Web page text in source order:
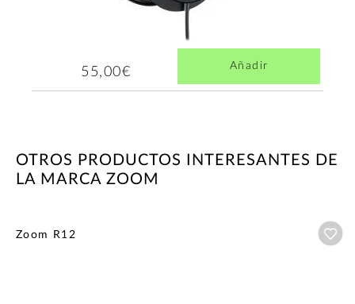
55,00€ Añadir
OTROS PRODUCTOS INTERESANTES DE
LA MARCA ZOOM
Zoom R12